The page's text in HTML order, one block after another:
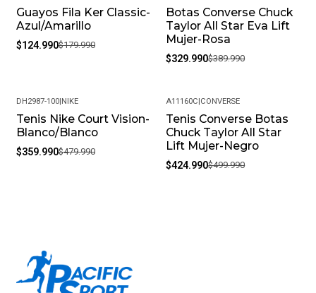
-31%
Guayos Fila Ker Classic-
Azul/Amarillo
$124.990$179.990
-15%
Botas Converse Chuck
Taylor All Star Eva Lift
Mujer-Rosa
$329.990$389.990
-25%
DH2987-100|NIKE
Tenis Nike Court Vision-
Blanco/Blanco
$359.990$479.990
-15%
A11160C|CONVERSE
Tenis Converse Botas
Chuck Taylor All Star
Lift Mujer-Negro
$424.990$499.990